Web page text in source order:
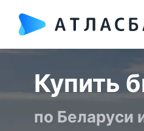
Купить
по Беларуси